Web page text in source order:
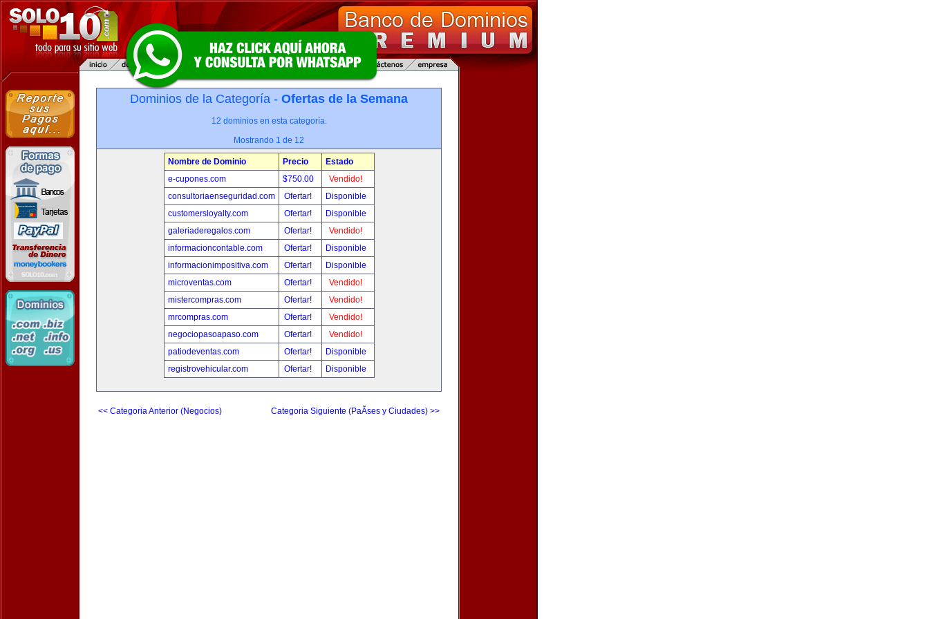
Dominios de la Categoría - Ofertas de la Semana
12 dominios en esta categoría.
Mostrando 1 de 12
Nombre de Dominio Precio
Estado
e-cupones.com
$750.00
Vendido!
consultoriaenseguridad.com
Ofertar!
Disponible
customersloyalty.com
Ofertar!
Disponible
galeriaderegalos.com
Ofertar!
Vendido!
informacioncontable.com
Ofertar!
Disponible
informacionimpositiva.com
Ofertar!
Disponible
microventas.com
Ofertar!
Vendido!
mistercompras.com
Ofertar!
Vendido!
mrcompras.com
Ofertar!
Vendido!
negociopasoapaso.com
Ofertar!
Vendido!
patiodeventas.com
Ofertar!
Disponible
registrovehicular.com
Ofertar! Disponible
<< Categoria Anterior (Negocios) Categoria Siguiente (PaÃ­ses y Ciudades) >>